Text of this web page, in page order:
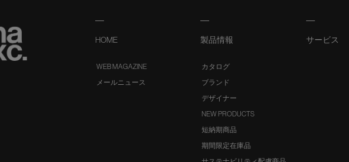
HOME
WEB MAGAZINE
メールニュース
製品情報
カタログ
ブランド
デザイナー
NEW PRODUCTS
短納期商品
期間限定在庫品
サービス